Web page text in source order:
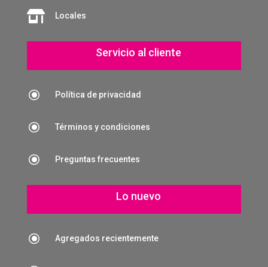
 Locales
Servicio al cliente
\ Política de privacidad
\ Términos y condiciones
\ Preguntas frecuentes
Lo nuevo
\ Agregados recientemente